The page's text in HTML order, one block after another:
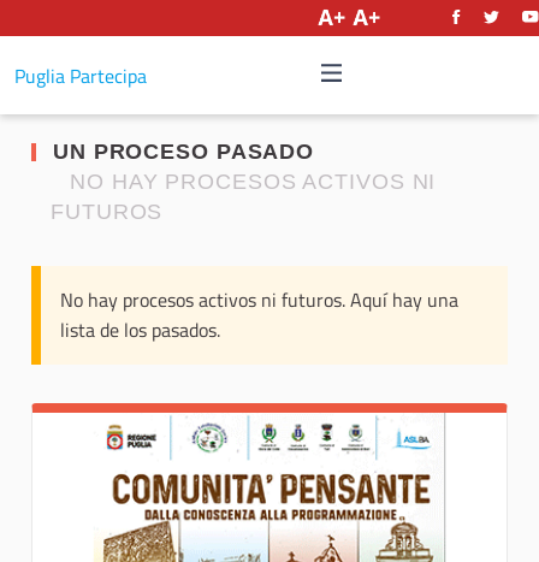
Puglia Partecipa
UN PROCESO PASADO
NO HAY PROCESOS ACTIVOS NI
FUTUROS
No hay procesos activos ni futuros. Aquí hay una
lista de los pasados.